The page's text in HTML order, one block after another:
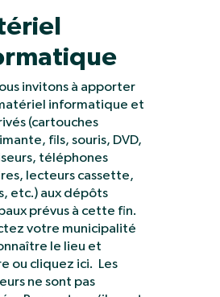
invitons à apporter
informatique et
(cartouches
fils, souris, DVD,
téléphones
lecteurs cassette,
etc.) aux dépôts
prévus à cette fin.
votre municipalité
le lieu et
ou cliquez ici. Les
ne sont pas